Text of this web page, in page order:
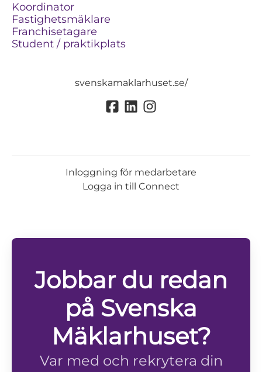
Koordinator
Fastighetsmäklare
Franchisetagare
Student / praktikplats
svenskamaklarhuset.se/
Inloggning för medarbetare
Logga in till Connect
Jobbar du redan
på Svenska
Mäklarhuset?
Var med och rekrytera din